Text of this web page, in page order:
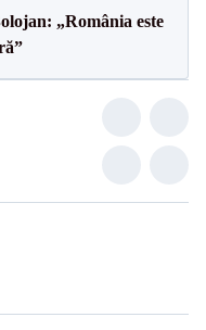
„România este